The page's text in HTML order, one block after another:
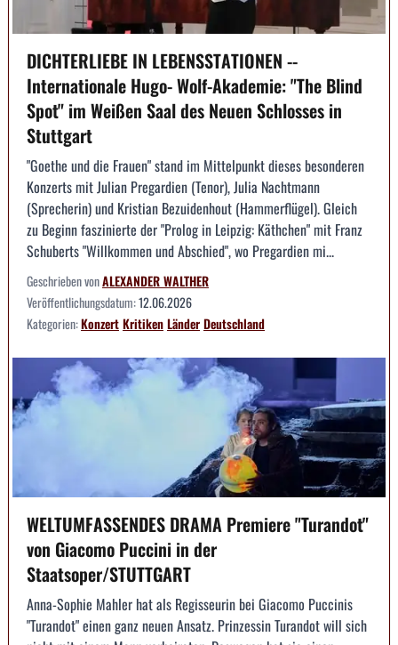
DICHTERLIEBE IN LEBENSSTATIONEN --
Internationale Hugo- Wolf-Akademie: "The Blind
Spot" im Weißen Saal des Neuen Schlosses in
Stuttgart
"Goethe und die Frauen" stand im Mittelpunkt dieses besonderen
Konzerts mit Julian Pregardien (Tenor), Julia Nachtmann
(Sprecherin) und Kristian Bezuidenhout (Hammerflügel). Gleich
zu Beginn faszinierte der "Prolog in Leipzig: Käthchen" mit Franz
Schuberts "Willkommen und Abschied", wo Pregardien mi...
Geschrieben vonALEXANDER WALTHER
Veröffentlichungsdatum:12.06.2026
Kategorien:KonzertKritikenLänderDeutschland
WELTUMFASSENDES DRAMA Premiere "Turandot"
von Giacomo Puccini in der
Staatsoper/STUTTGART
Anna-Sophie Mahler hat als Regisseurin bei Giacomo Puccinis
"Turandot" einen ganz neuen Ansatz. Prinzessin Turandot will sich